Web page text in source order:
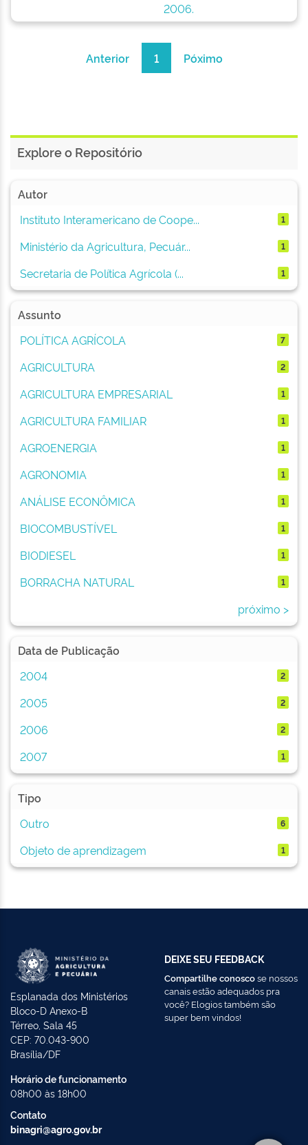
2006.
Anterior 1 Póximo
Explore o Repositório
Autor
Instituto Interamericano de Coope...
1
Ministério da Agricultura, Pecuár... 1
Secretaria de Política Agrícola (... 1
Assunto
POLÍTICA AGRÍCOLA
7
AGRICULTURA 2
AGRICULTURA EMPRESARIAL 1
AGRICULTURA FAMILIAR 1
AGROENERGIA 1
AGRONOMIA 1
ANÁLISE ECONÔMICA 1
BIOCOMBUSTÍVEL 1
BIODIESEL 1
BORRACHA NATURAL 1
próximo >
Data de Publicação
2004
2
2005 2
2006 2
2007 1
Tipo
Outro
6
Objeto de aprendizagem 1
Esplanada dos Ministérios
Bloco-D Anexo-B
Térreo, Sala 45
CEP: 70.043-900
Brasília/DF
Horário de funcionamento
08h00 às 18h00
Contato
binagri@agro.gov.br
DEIXE SEU FEEDBACK
Compartilhe conoscose nossos
canais estão adequados pra
você? Elogios também são
super bem vindos!